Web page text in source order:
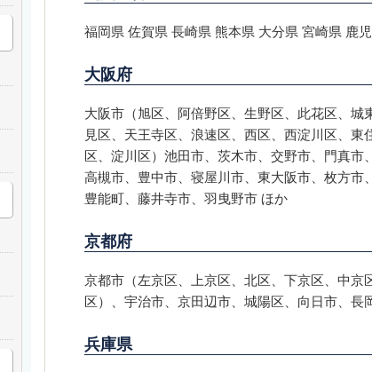
福岡県 佐賀県 長崎県 熊本県 大分県 宮崎県 鹿
大阪府
大阪市（旭区、阿倍野区、生野区、此花区、
見区、天王寺区、浪速区、西区、西淀川区、
区、淀川区）池田市、茨木市、交野市、門真市
高槻市、豊中市、寝屋川市、東大阪市、枚方市
豊能町、藤井寺市、羽曳野市 ほか
京都府
京都市（左京区、上京区、北区、下京区、中
区）、宇治市、京田辺市、城陽区、向日市、長
兵庫県